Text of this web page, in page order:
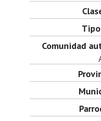
Comunidad